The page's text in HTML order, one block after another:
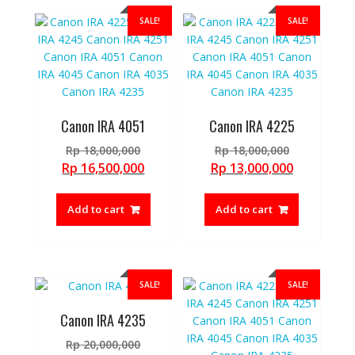
SALE!
Canon IRA 4051
Rp18,000,000Original
price
Rp 16,500,000Current
Add to cart
SALE!
Canon IRA 4225
Rp18,000,000Original
price
Rp 13,000,000Current
Add to cart
SALE!
Canon IRA 4235
Rp20,000,000Original
SALE!